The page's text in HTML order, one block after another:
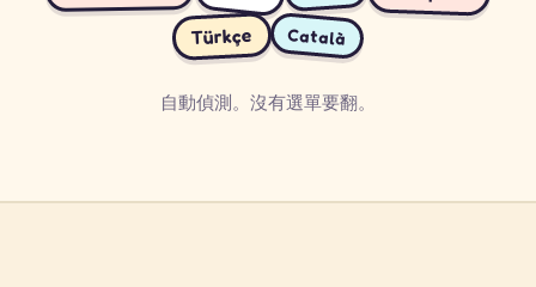
Türkçe Català
自動偵測。沒有選單要翻。